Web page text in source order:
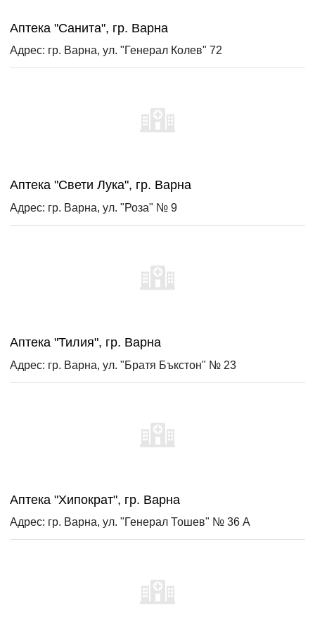
Аптека "Санита", гр. Варна
Адрес: гр. Варна, ул. "Генерал Колев" 72
Аптека "Свети Лука", гр. Варна
Адрес: гр. Варна, ул. "Роза" № 9
Аптека "Тилия", гр. Варна
Адрес: гр. Варна, ул. "Братя Бъкстон" № 23
Аптека "Хипократ", гр. Варна
Адрес: гр. Варна, ул. "Генерал Тошев" № 36 А